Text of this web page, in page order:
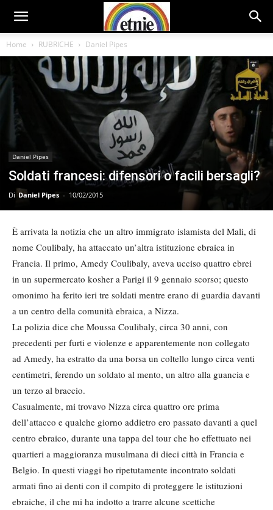
Home RUBRICHE Daniel Pipes
Daniel Pipes
Soldati francesi: difensori o facili bersagli?
Di Daniel Pipes - 10/02/2015
È arrivata la notizia che un altro immigrato islamista del Mali, di
nome Coulibaly, ha attaccato un’altra istituzione ebraica in
Francia. Il primo, Amedy Coulibaly, aveva ucciso quattro ebrei
in un supermercato kosher a Parigi il 9 gennaio scorso; questo
omonimo ha ferito ieri tre soldati mentre erano di guardia davanti
a un centro della comunità ebraica, a Nizza.
La polizia dice che Moussa Coulibaly, circa 30 anni, con
precedenti per furti e violenze e apparentemente non collegato
ad Amedy, ha estratto da una borsa un coltello lungo circa venti
centimetri, ferendo un soldato al mento, un altro alla guancia e
un terzo al braccio.
Casualmente, mi trovavo Nizza circa quattro ore prima
dell’attacco e qualche giorno addietro ero passato davanti a quel
centro ebraico, durante una tappa del tour che ho effettuato nei
quartieri a maggioranza musulmana di dieci città in Francia e
Belgio. In questi viaggi ho ripetutamente incontrato soldati
armati fino ai denti con il compito di proteggere le istituzioni
ebraiche, il che mi ha indotto a trarre alcune scettiche